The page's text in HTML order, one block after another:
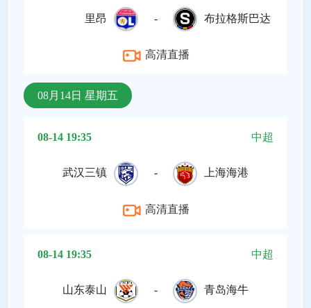
里昂 - 布拉格斯巴达
高清直播
08月14日 星期五
08-14 19:35 中超
武汉三镇 - 上海海港
高清直播
08-14 19:35 中超
山东泰山 - 青岛海牛